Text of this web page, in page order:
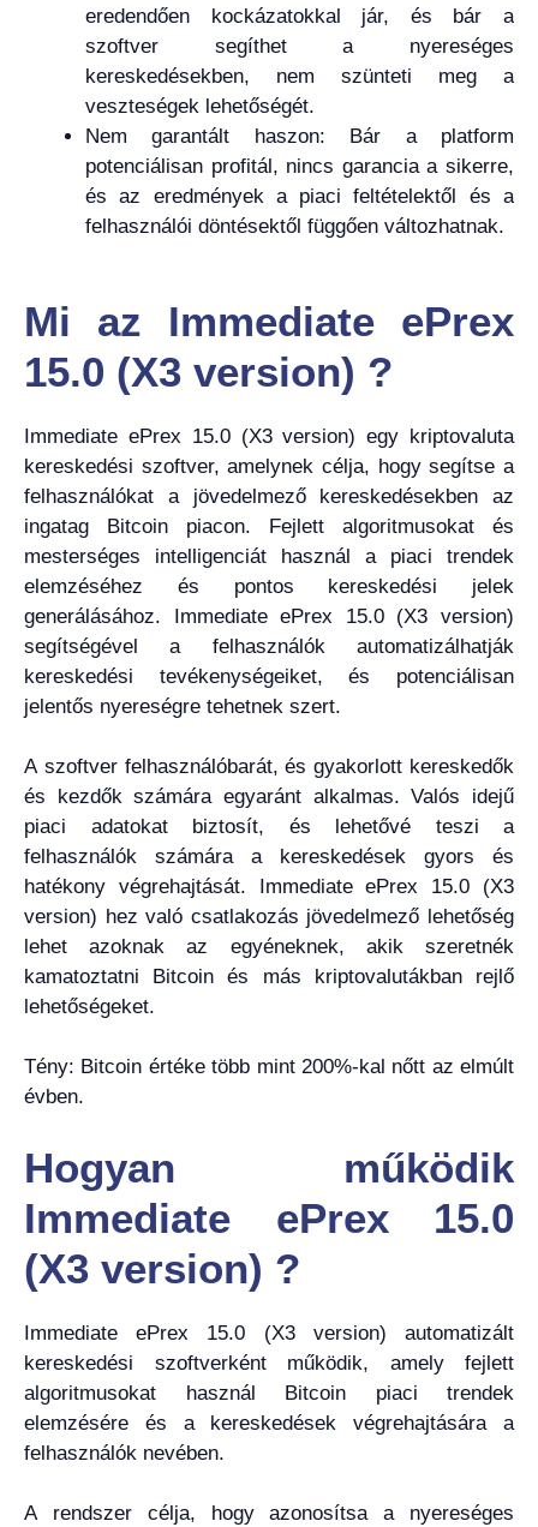
eredendően kockázatokkal jár, és bár a
szoftver segíthet a nyereséges
kereskedésekben, nem szünteti meg a
veszteségek lehetőségét.
Nem garantált haszon: Bár a platform
potenciálisan profitál, nincs garancia a sikerre,
és az eredmények a piaci feltételektől és a
felhasználói döntésektől függően változhatnak.
Mi az Immediate ePrex
15.0 (X3 version) ?
Immediate ePrex 15.0 (X3 version) egy kriptovaluta
kereskedési szoftver, amelynek célja, hogy segítse a
felhasználókat a jövedelmező kereskedésekben az
ingatag Bitcoin piacon. Fejlett algoritmusokat és
mesterséges intelligenciát használ a piaci trendek
elemzéséhez és pontos kereskedési jelek
generálásához. Immediate ePrex 15.0 (X3 version)
segítségével a felhasználók automatizálhatják
kereskedési tevékenységeiket, és potenciálisan
jelentős nyereségre tehetnek szert.
A szoftver felhasználóbarát, és gyakorlott kereskedők
és kezdők számára egyaránt alkalmas. Valós idejű
piaci adatokat biztosít, és lehetővé teszi a
felhasználók számára a kereskedések gyors és
hatékony végrehajtását. Immediate ePrex 15.0 (X3
version) hez való csatlakozás jövedelmező lehetőség
lehet azoknak az egyéneknek, akik szeretnék
kamatoztatni Bitcoin és más kriptovalutákban rejlő
lehetőségeket.
Tény: Bitcoin értéke több mint 200%-kal nőtt az elmúlt
évben.
Hogyan működik
Immediate ePrex 15.0
(X3 version) ?
Immediate ePrex 15.0 (X3 version) automatizált
kereskedési szoftverként működik, amely fejlett
algoritmusokat használ Bitcoin piaci trendek
elemzésére és a kereskedések végrehajtására a
felhasználók nevében.
A rendszer célja, hogy azonosítsa a nyereséges